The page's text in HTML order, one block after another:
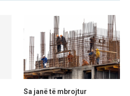
Sa janë të mbrojtur